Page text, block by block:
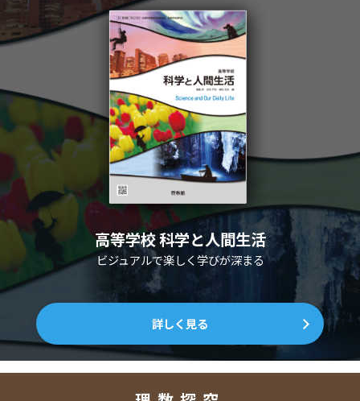
高等学校 科学と人間生活
ビジュアルで楽しく学びが深まる
詳しく見る